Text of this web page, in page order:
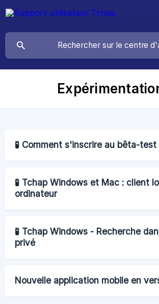
🧪 Comment s'inscrire au bêta-
🧪 Tchap Windows et Mac : client
ordinateur
🧪 Tchap Windows - Recherche
privé
Nouvelle application mobile en